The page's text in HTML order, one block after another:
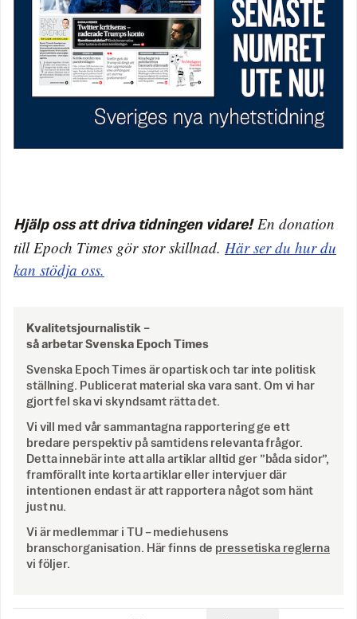
Hjälp oss att driva tidningen vidare!En donation
till Epoch Times gör stor skillnad. Här ser du hur du
kan stödja oss.
Kvalitetsjournalistik –
så arbetar Svenska Epoch Times
Svenska Epoch Times är opartisk och tar inte politisk
ställning. Publicerat material ska vara sant. Om vi har
gjort fel ska vi skyndsamt rätta det.
Vi vill med vår sammantagna rapportering ge ett
bredare perspektiv på samtidens relevanta frågor.
Detta innebär inte att alla artiklar alltid ger ”båda sidor”,
framförallt inte korta artiklar eller intervjuer där
intentionen endast är att rapportera något som hänt
just nu.
Vi är medlemmar i TU – mediehusens
branschorganisation. Här finns de pressetiska reglerna
vi följer.